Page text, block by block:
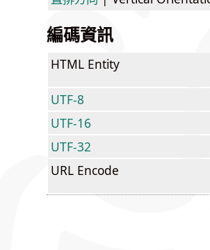
編碼資訊
HTML Entity
UTF-8
UTF-16
UTF-32
URL Encode